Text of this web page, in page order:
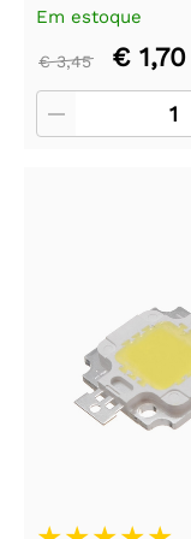
Em estoque
€ 3,45 € 1,70